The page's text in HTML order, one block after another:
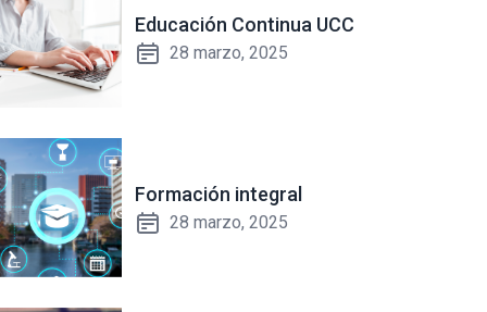
Educación Continua UCC
28 marzo, 2025
Formación integral
28 marzo, 2025